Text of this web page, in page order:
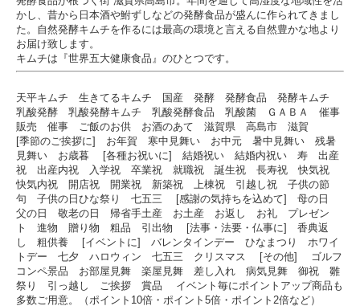
かし、昔から日本酒や鮒ずしなどの発酵食品が盛んに作られてきまし
た。自然発酵キムチを作るには最高の環境と言える自然豊かな地より
お届け致します。
キムチは『世界五大健康食品』のひとつです。
天平キムチ 生きてるキムチ 国産 発酵 発酵食品 発酵キムチ
乳酸発酵 乳酸発酵キムチ 乳酸発酵食品 乳酸菌 ＧＡＢＡ 催事
販売 催事 ご飯のお供 お酒のあて 滋賀県 高島市 滋賀
[季節のご挨拶に] お年賀 寒中見舞い お中元 暑中見舞い 残暑
見舞い お歳暮 [各種お祝いに] 結婚祝い 結婚内祝い 寿 出産
祝 出産内祝 入学祝 卒業祝 就職祝 誕生祝 長寿祝 快気祝
快気内祝 開店祝 開業祝 新築祝 上棟祝 引越し祝 子供の節
句 子供の日ひな祭り 七五三 [感謝の気持ちを込めて] 母の日
父の日 敬老の日 帰省手土産 お土産 お返し お礼 プレゼン
ト 進物 贈り物 粗品 引出物 [法事・法要・仏事に] 香典返
し 粗供養 [イベントに] バレンタインデー ひなまつり ホワイ
トデー 七夕 ハロウィン 七五三 クリスマス [その他] ゴルフ
コンペ景品 お部屋見舞 楽屋見舞 差し入れ 病気見舞 御祝 雛
祭り 引っ越し ご挨拶 賞品 イベント毎にポイントアップ商品も
多数ご用意。（ポイント10倍・ポイント5倍・ポイント2倍など）